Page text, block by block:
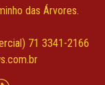
das Árvores.
71 3341-2166